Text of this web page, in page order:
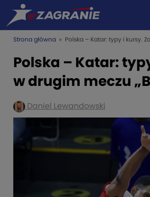
Strona główna » Polska – Katar: typy i kursy.
Polska – Katar:
w drugim meczu
Daniel Lewandowski